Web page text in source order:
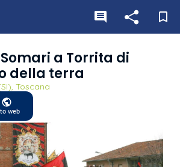
a Torrita di
della terra
Toscana
web